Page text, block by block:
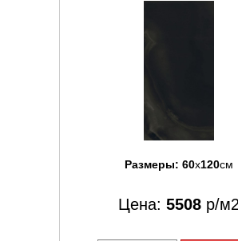
Размеры: 60x120см
Цена: 5508 р/м2